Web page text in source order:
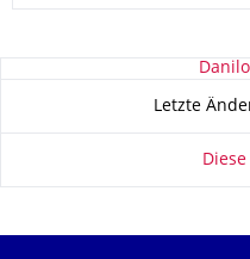
Zu dieser Seite
Letzte